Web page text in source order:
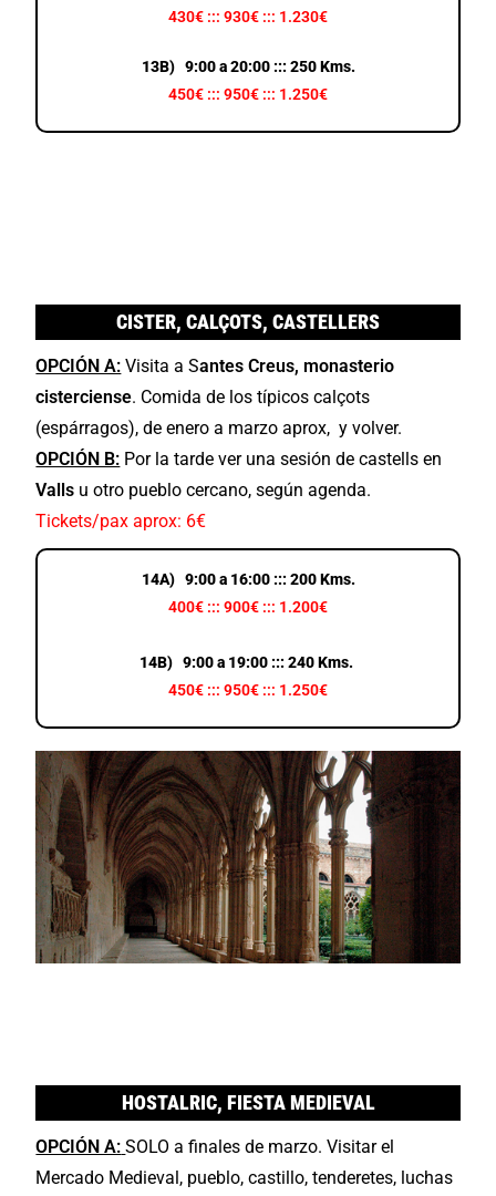
430€ ::: 930€ ::: 1.230€
13B) 9:00 a 20:00 ::: 250 Kms.
450€ ::: 950€ ::: 1.250€
CISTER, CALÇOTS, CASTELLERS
OPCIÓN A: Visita a Santes Creus, monasterio
cisterciense. Comida de los típicos calçots
(espárragos), de enero a marzo aprox, y volver.
OPCIÓN B: Por la tarde ver una sesión de castells en
Valls u otro pueblo cercano, según agenda.
Tickets/pax aprox: 6€
14A) 9:00 a 16:00 ::: 200 Kms.
400€ ::: 900€ ::: 1.200€
14B) 9:00 a 19:00 ::: 240 Kms.
450€ ::: 950€ ::: 1.250€
HOSTALRIC, FIESTA MEDIEVAL
OPCIÓN A: SOLO a finales de marzo. Visitar el
Mercado Medieval, pueblo, castillo, tenderetes, luchas